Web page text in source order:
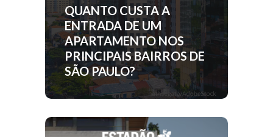
QUANTO CUSTA A
ENTRADA DE UM
APARTAMENTO NOS
PRINCIPAIS BAIRROS DE
SÃO PAULO?